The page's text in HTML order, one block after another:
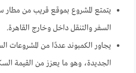
يتمتع المشروع بموقع قريب من
السفر والتنقل داخل وخارج القاهرة.
يجاور الكمبوند عددًا من المشروعات
الجديدة، وهو ما يعزز من القيمة